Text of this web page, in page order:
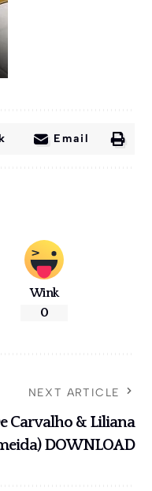
Email
Wink
0
NEXT ARTICLE
Carvalho & Liliana
DOWNLOAD